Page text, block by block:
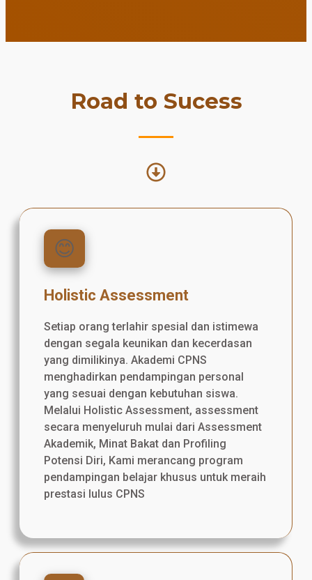
Road to Sucess
😊
Holistic Assessment
Setiap orang terlahir spesial dan istimewa
dengan segala keunikan dan kecerdasan
yang dimilikinya. Akademi CPNS
menghadirkan pendampingan personal
yang sesuai dengan kebutuhan siswa.
Melalui Holistic Assessment, assessment
secara menyeluruh mulai dari Assessment
Akademik, Minat Bakat dan Profiling
Potensi Diri, Kami merancang program
pendampingan belajar khusus untuk meraih
prestasi lulus CPNS